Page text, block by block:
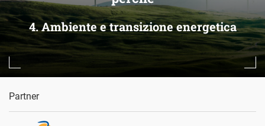
4. Ambiente e transizione energetica
Partner